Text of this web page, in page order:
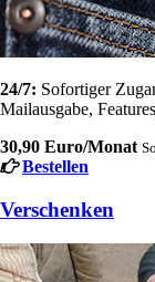
24/7: Sofortiger
Mailausgabe,
30,90 Euro/Monat
Bestellen
Verschenken